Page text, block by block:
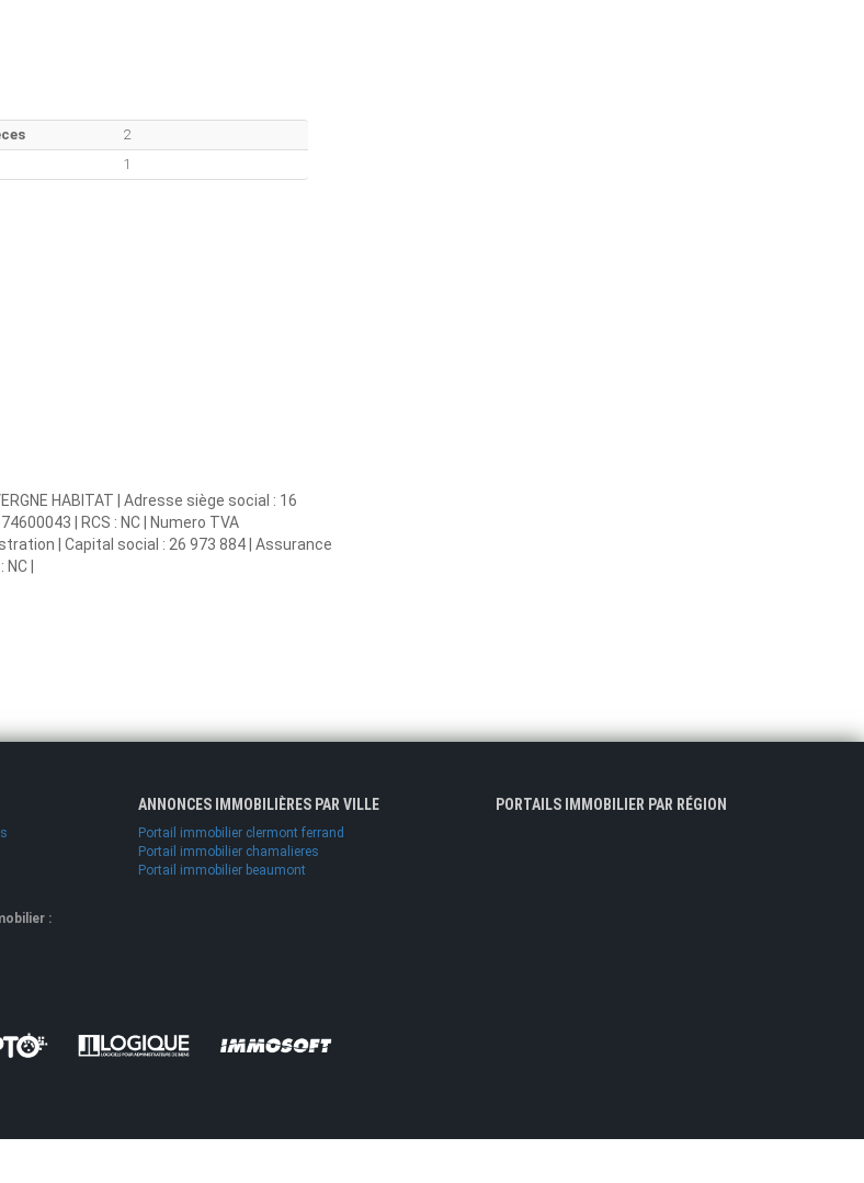
2
1
HABITAT | Adresse siège social : 16
| RCS : NC | Numero TVA
| Capital social : 26 973 884 | Assurance
|
:
ANNONCES IMMOBILIÈRES PAR VILLE
Portail immobilier clermont ferrand
Portail immobilier chamalieres
Portail immobilier beaumont
PORTAILS IMMOBILIER PAR RÉGION